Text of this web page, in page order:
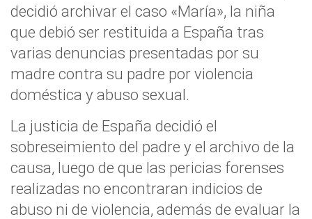
decidió archivar el caso «María», la niña
que debió ser restituida a España tras
varias denuncias presentadas por su
madre contra su padre por violencia
doméstica y abuso sexual.
La justicia de España decidió el
sobreseimiento del padre y el archivo de la
causa, luego de que las pericias forenses
realizadas no encontraran indicios de
abuso ni de violencia, además de evaluar la